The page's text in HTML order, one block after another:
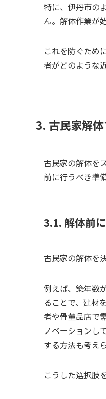
特に、伊丹市の
ん。解体作業が
これを防ぐため
者がどのような
3. 古民家解
古民家の解体を
前に行うべき準
3.1. 解体前
古民家の解体を
例えば、築年数
ることで、建材
者や骨董品店で
ノベーションし
する方法も考え
こうした選択肢